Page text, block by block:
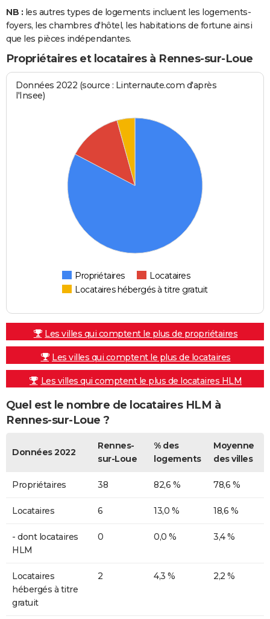
NB : les autres types de logements incluent les logements-
foyers, les chambres d'hôtel, les habitations de fortune ainsi
que les pièces indépendantes.
Propriétaires et locataires à Rennes-sur-Loue
Données 2022 (source : Linternaute.com d'après
l'Insee)
Propriétaires
Locataires
Locataires hébergés à titre gratuit
Les villes qui comptent le plus de propriétaires
Les villes qui comptent le plus de locataires
Les villes qui comptent le plus de locataires HLM
Quel est le nombre de locataires HLM à
Rennes-sur-Loue ?
Données 2022
Rennes-
sur-Loue
% des
logements
Moyenne
des villes
Propriétaires 38 82,6 % 78,6 %
Locataires 6 13,0 % 18,6 %
- dont locataires
HLM
0 0,0 % 3,4 %
Locataires
hébergés à titre
gratuit
2 4,3 % 2,2 %